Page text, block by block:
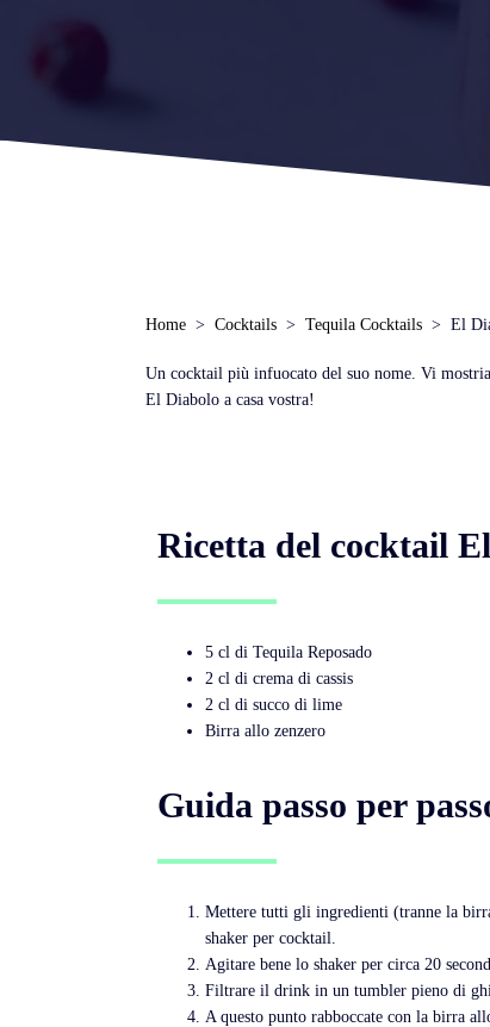
Home Cocktails Tequila Cocktails El
Un cocktail più infuocato del suo nome. Vi
El Diabolo a casa vostra!
Ricetta del cocktail
5 cl di Tequila Reposado
2 cl di crema di cassis
2 cl di succo di lime
Birra allo zenzero
Guida passo per
Mettere tutti gli ingredienti (tranne la
shaker per cocktail.
Agitare bene lo shaker per circa 20
Filtrare il drink in un tumbler pieno di
A questo punto rabboccate con la birra